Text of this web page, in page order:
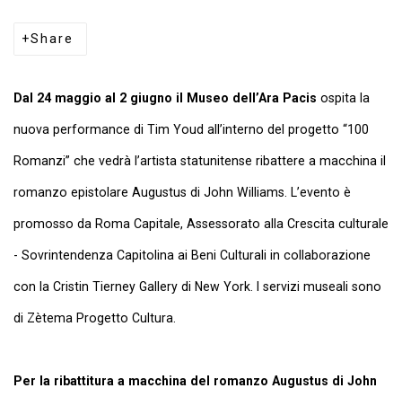
Share
Dal 24 maggio al 2 giugno il Museo dell’Ara Pacis ospita la
nuova performance di Tim Youd all’interno del progetto “100
Romanzi” che vedrà l’artista statunitense ribattere a macchina il
romanzo epistolare Augustus di John Williams. L’evento è
promosso da Roma Capitale, Assessorato alla Crescita culturale
- Sovrintendenza Capitolina ai Beni Culturali in collaborazione
con la Cristin Tierney Gallery di New York. I servizi museali sono
di Zètema Progetto Cultura.
Per la ribattitura a macchina del romanzo Augustus di John